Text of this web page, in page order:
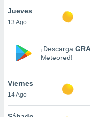
aceptar
de
sitio
Jueves
13 Ago
¡Descarga
Meteored!
Viernes
14 Ago